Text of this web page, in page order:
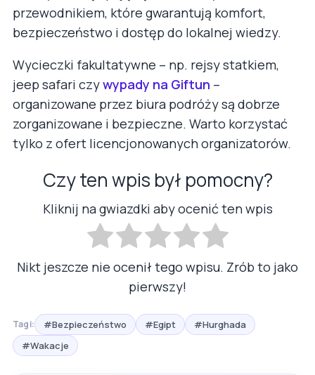
przewodnikiem, które gwarantują komfort,
bezpieczeństwo i dostęp do lokalnej wiedzy.
Wycieczki fakultatywne – np. rejsy statkiem,
jeep safari czywypady na Giftun –
organizowane przez biura podróży są dobrze
zorganizowane i bezpieczne. Warto korzystać
tylko z ofert licencjonowanych organizatorów.
Czy ten wpis był pomocny?
Kliknij na gwiazdki aby ocenić ten wpis
Nikt jeszcze nie ocenił tego wpisu. Zrób to jako
pierwszy!
Tagi: #Bezpieczeństwo #Egipt
#Hurghada
#Wakacje